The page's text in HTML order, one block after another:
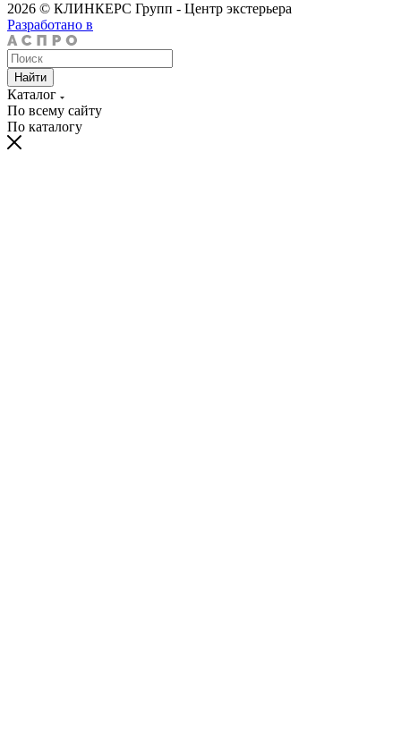
2026 © КЛИНКЕРС Групп - Центр экстерьера
Разработано в
Найти
Каталог
По всему сайту
По каталогу